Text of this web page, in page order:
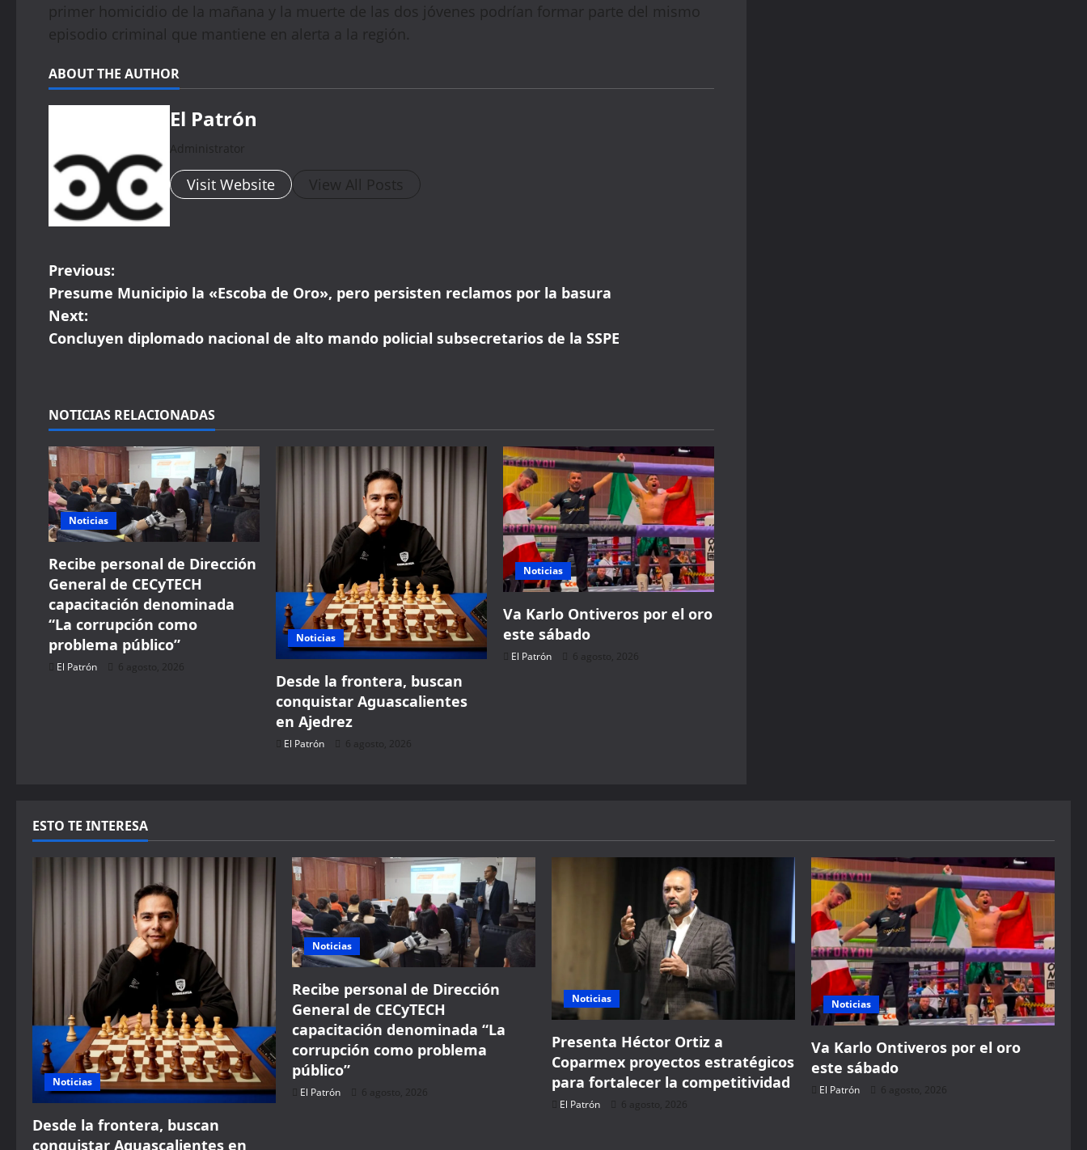
primer homicidio de la mañana y la muerte de las dos jóvenes podrían formar parte del mismo
episodio criminal que mantiene en alerta a la región.
ABOUT THE AUTHOR
El Patrón
Administrator
Visit Website View All Posts
P
o
s
n
a
v
i
g
a
t
i
Previous:
Presume Municipio la «Escoba de Oro», pero persisten reclamos por la basura
Next:
Concluyen diplomado nacional de alto mando policial subsecretarios de la SSPE
NOTICIAS RELACIONADAS
Noticias
Recibe personal de Dirección
General de CECyTECH
capacitación denominada
“La corrupción como
problema público”
El Patrón 6 agosto, 2026
Noticias
Desde la frontera, buscan
conquistar Aguascalientes
en Ajedrez
El Patrón 6 agosto, 2026
Noticias
Va Karlo Ontiveros por el oro
este sábado
El Patrón 6 agosto, 2026
ESTO TE INTERESA
Noticias
Desde la frontera, buscan
conquistar Aguascalientes en
Noticias
Recibe personal de Dirección
General de CECyTECH
capacitación denominada “La
corrupción como problema
público”
El Patrón 6 agosto, 2026
Noticias
Presenta Héctor Ortiz a
Coparmex proyectos estratégicos
para fortalecer la competitividad
El Patrón 6 agosto, 2026
Noticias
Va Karlo Ontiveros por el oro
este sábado
El Patrón 6 agosto, 2026